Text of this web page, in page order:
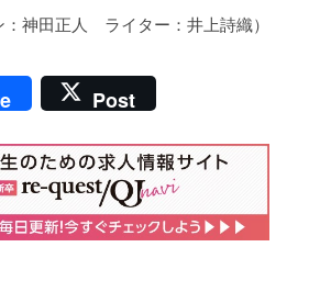
：神田正人 ライター：井上詩織）
Post